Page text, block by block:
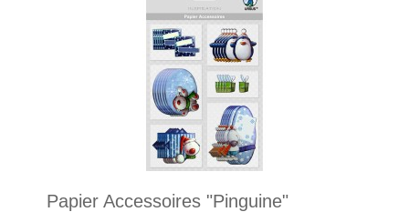
Papier Accessoires "Pinguine"